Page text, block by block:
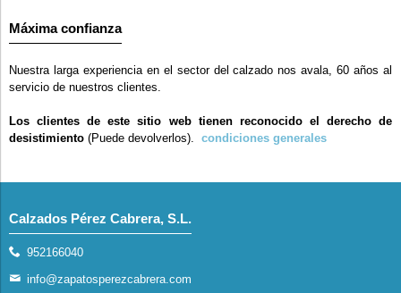
Máxima confianza
Nuestra larga experiencia en el sector del calzado nos avala, 60 años al
servicio de nuestros clientes.
Los clientes de este sitio web tienen reconocido el derecho de
desistimiento (Puede devolverlos). condiciones generales
Calzados Pérez Cabrera, S.L.
952166040
info@zapatosperezcabrera.com